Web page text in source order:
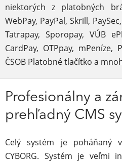
niektorých z platobných
WebPay, PayPal, Skrill,
Tatrapay, Sporopay, VÚB
CardPay, OTPpay, mPeníze,
ČSOB Platobné tlačítko a
Profesionálny a
prehľadný CMS
Celý systém je poháňaný
CYBORG. Systém je veľmi